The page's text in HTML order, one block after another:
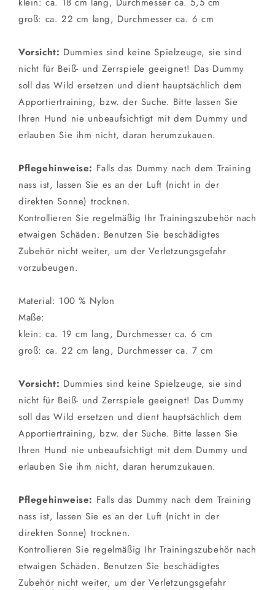
groß: ca. 22 cm lang, Durchmesser ca. 6 cm
Vorsicht: Dummies sind keine Spielzeuge, sie sind
nicht für Beiß- und Zerrspiele geeignet! Das Dummy
soll das Wild ersetzen und dient hauptsächlich dem
Apportiertraining, bzw. der Suche. Bitte lassen Sie
Ihren Hund nie unbeaufsichtigt mit dem Dummy und
erlauben Sie ihm nicht, daran herumzukauen.
Pflegehinweise: Falls das Dummy nach dem Training
nass ist, lassen Sie es an der Luft (nicht in der
direkten Sonne) trocknen.
Kontrollieren Sie regelmäßig Ihr Trainingszubehör nach
etwaigen Schäden. Benutzen Sie beschädigtes
Zubehör nicht weiter, um der Verletzungsgefahr
vorzubeugen.
Material: 100 % Nylon
Maße:
klein: ca. 19 cm lang, Durchmesser ca. 6 cm
groß: ca. 22 cm lang, Durchmesser ca. 7 cm
Vorsicht: Dummies sind keine Spielzeuge, sie sind
nicht für Beiß- und Zerrspiele geeignet! Das Dummy
soll das Wild ersetzen und dient hauptsächlich dem
Apportiertraining, bzw. der Suche. Bitte lassen Sie
Ihren Hund nie unbeaufsichtigt mit dem Dummy und
erlauben Sie ihm nicht, daran herumzukauen.
Pflegehinweise: Falls das Dummy nach dem Training
nass ist, lassen Sie es an der Luft (nicht in der
direkten Sonne) trocknen.
Kontrollieren Sie regelmäßig Ihr Trainingszubehör nach
etwaigen Schäden. Benutzen Sie beschädigtes
Zubehör nicht weiter, um der Verletzungsgefahr